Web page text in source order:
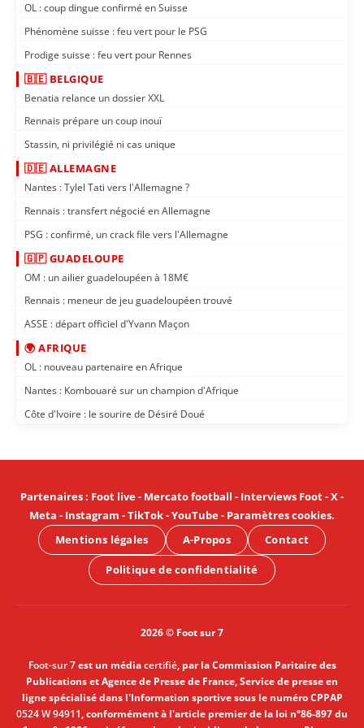
OL : coup dingue confirmé en Suisse
Phénomène suisse : feu vert pour le PSG
Prodige suisse : feu vert pour Rennes
🇧🇪 BELGIQUE
Benatia relance un dossier XXL
Rennais prépare un coup inouï
Stassin, ni privilégié ni cas unique
🇩🇪 ALLEMAGNE
Nantes : Tylel Tati vers l'Allemagne ?
Rennais : transfert négocié en Allemagne
PSG : confirmé, un crack file vers l'Allemagne
🇬🇵 GUADELOUPE
OM : un ailier guadeloupéen à 18M€
Rennais : meneur de jeu guadeloupéen trouvé
ASSE : départ officiel d'Yvann Maçon
🌍 AFRIQUE
OL : nouveau partenaire en Afrique
Nantes : Kombouaré sur un champion d'Afrique
Côte d'Ivoire : le sourire de Désiré Doué
Partenaires: Foot live- Mercato football - Interviews Foot-X-
Meta - Instagram -TikTok-YouTube- Paramètres cookies.
Mentions légales
A-Propos Contact
Politique de confidentialité
2026 © Foot sur 7
Foot-sur 7est un médiacertifié, par la Commission Paritaire des
Publications et Agence de Presse de France, Service de presse en
ligne spécialisé dans l'Information sportive sous le numéro CPPAP
0524 W 94911, conformément à l'article premier de la loi n°86-897 du